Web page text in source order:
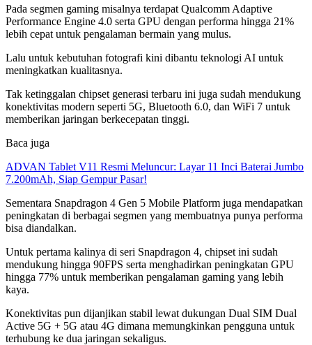
Pada segmen gaming misalnya terdapat Qualcomm Adaptive
Performance Engine 4.0 serta GPU dengan performa hingga 21%
lebih cepat untuk pengalaman bermain yang mulus.
Lalu untuk kebutuhan fotografi kini dibantu teknologi AI untuk
meningkatkan kualitasnya.
Tak ketinggalan chipset generasi terbaru ini juga sudah mendukung
konektivitas modern seperti 5G, Bluetooth 6.0, dan WiFi 7 untuk
memberikan jaringan berkecepatan tinggi.
Baca juga
ADVAN Tablet V11 Resmi Meluncur: Layar 11 Inci Baterai Jumbo
7.200mAh, Siap Gempur Pasar!
Sementara Snapdragon 4 Gen 5 Mobile Platform juga mendapatkan
peningkatan di berbagai segmen yang membuatnya punya performa
bisa diandalkan.
Untuk pertama kalinya di seri Snapdragon 4, chipset ini sudah
mendukung hingga 90FPS serta menghadirkan peningkatan GPU
hingga 77% untuk memberikan pengalaman gaming yang lebih
kaya.
Konektivitas pun dijanjikan stabil lewat dukungan Dual SIM Dual
Active 5G + 5G atau 4G dimana memungkinkan pengguna untuk
terhubung ke dua jaringan sekaligus.